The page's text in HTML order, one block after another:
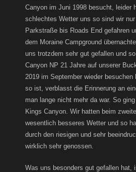
Canyon im Juni 1998 besucht, leider
schlechtes Wetter uns so sind wir
Parkstraße bis Roads End gefahren
dem Moraine Campground
uns trotzdem sehr gut gefallen und
Canyon NP 21 Jahre auf unserer
2019 im September wieder
so ist, verblasst die Erinnerung an
man lange nicht mehr da war. So
Kings Canyon. Wir hatten beim
wesentlich besseres Wetter und so
durch den riesigen und sehr
wirklich sehr genossen.
Was uns besonders gut gefallen hat,